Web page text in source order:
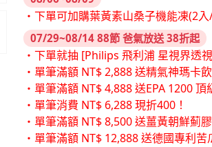
・下單可加購葉黃素山桑子機能凍(2
07/29~08/14 88節 爸氣放送 38折起
・下單就抽 [Philips 飛利浦 星視界透
・單筆滿額 NT$ 2,888 送精氣神瑪卡
・單筆滿額 NT$ 4,888 送EPA 1200
・單筆消費 NT$ 6,288 現折400！
・單筆滿額 NT$ 8,500 送薑黃朝鮮薊
・單筆滿額 NT$ 12,888 送德國專利